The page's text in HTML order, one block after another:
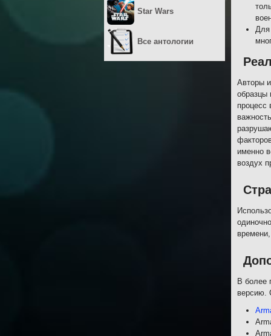
Для
Авторы
образцы
процесс
именно
воздух
В более
версию.
Star Wars
Все антологии